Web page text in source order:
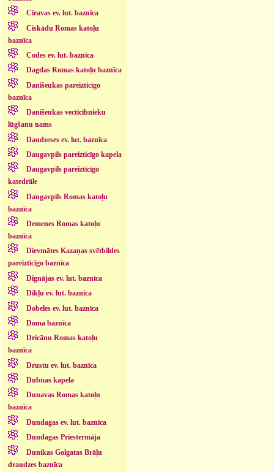
Cīravas ev. lut. baznīca
Ciskādu Romas katoļu
baznīca
Codes ev. lut. baznīca
Dagdas Romas katoļu baznīca
Danišeukas pareizticīgo
baznīca
Danišeukas vecticībnieku
lūgšanu nams
Daudzeses ev. lut. baznīca
Daugavpils pareizticīgo kapela
Daugavpils pareizticīgo
katedrāle
Daugavpils Romas katoļu
baznīca
Demenes Romas katoļu
baznīca
Dievmātes Kazaņas svētbildes
pareizticīgo baznīca
Dignājas ev. lut. baznīca
Dikļu ev. lut. baznīca
Dobeles ev. lut. baznīca
Doma baznīca
Dricānu Romas katoļu
baznīca
Drustu ev. lut. baznīca
Dubnas kapela
Dunavas Romas katoļu
baznīca
Dundagas ev. lut. baznīca
Dundagas Priestermāja
Dunikas Golgatas Brāļu
draudzes baznīca